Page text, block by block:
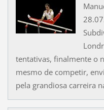
tentativas, finalmente o
mesmo de competir,
pela grandiosa carreira